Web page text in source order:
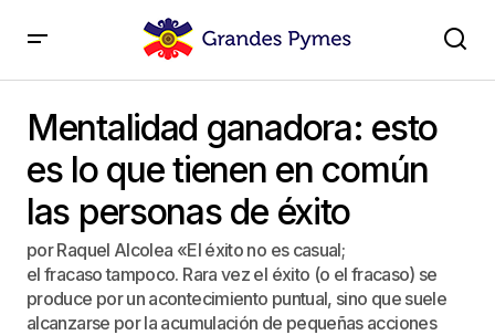
común las personas de éxito
Mentalidad ganadora: esto
es lo que tienen en común
las personas de éxito
por Raquel Alcolea «El éxito no es casual;
el fracaso tampoco. Rara vez el éxito (o el fracaso) se
produce por un acontecimiento puntual, sino que suele
alcanzarse por la acumulación de pequeñas acciones